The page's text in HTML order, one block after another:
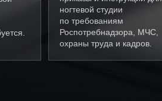
ногтевой студии
по требованиям
Роспотребнадзора, МЧС,
охраны труда и кадров.